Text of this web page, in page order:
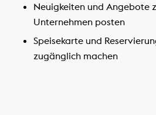
Neuigkeiten und Angebote
Unternehmen posten
Speisekarte und
zugänglich machen